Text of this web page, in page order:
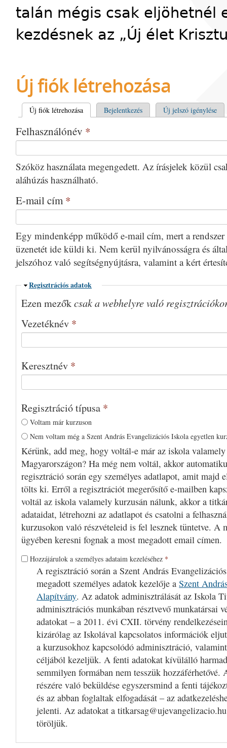
talán mégis csak eljöhetnél
kezdésnek az „Új élet
Új fiók létrehozása
Elsődleges fülek
Új fiók létrehozása(aktív fül)Bejelentkezés Új jelszó igénylése
Felhasználónév *
Szóköz használata megengedett. Az írásjelek közül
aláhúzás használható.
E-mail cím *
Egy mindenképp működő e-mail cím, mert a rendszer
üzenetét ide küldi ki. Nem kerül nyilvánosságra és
jelszóhoz való segítségnyújtásra, valamint a kért
Elrejtés
Regisztrációs adatok
Ezen mezőkcsak a webhelyre való
Vezetéknév *
Keresztnév *
Regisztráció típusa *
Voltam már kurzuson
Nem voltam még a Szent András Evangelizációs Iskola egyetlen
Kérünk, add meg, hogy voltál-e már az iskola
Magyarországon? Ha még nem voltál, akkor
regisztráció során egy személyes adatlapot, amit majd
tölts ki. Erről a regisztrációt megerősítő e-mailben
voltál az iskola valamely kurzusán nálunk, akkor a
adataidat, létrehozni az adatlapot és csatolni a
kurzusokon való részvételeid is fel lesznek tüntetve. A
ügyében keresni fognak a most megadott email címen.
Hozzájárulok a személyes adataim kezeléséhez *
A regisztráció során a Szent András
megadott személyes adatok kezelője aSzent
Alapítvány. Az adatok adminisztrálását az Iskola
adminisztrációs munkában résztvevő munkatársai
adatokat – a 2011. évi CXII. törvény
kizárólag az Iskolával kapcsolatos információk
a kurzusokhoz kapcsolódó adminisztráció,
céljából kezeljük. A fenti adatokat kívülálló
semmilyen formában nem tesszük hozzáférhetővé.
részére való beküldése egyszersmind a fenti
és az abban foglaltak elfogadását – az
jelenti. Az adatokat a
töröljük.